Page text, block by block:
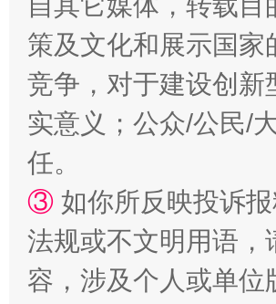
扯下公款旅游的“隐身衣”
策及文化和展示国
竞争，对于建设创新
实意义；公众/公民/
任。
③ 如你所反映投诉
法规或不文明用语，
容，涉及个人或单